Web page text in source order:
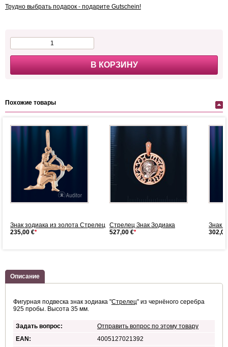
Трудно выбрать подарок - подарите Gutschein!
В КОРЗИНУ
Похожие товары
Знак зодиака из золота Стрелец
235,00 €*
Стрелец Знак Зодиака
527,00 €*
Знак
Описание
Фигурная подвеска знак зодиака "Стрелец" из чернёного серебра
925 пробы. Высота 35 мм.
Задать вопрос:
Отправить вопрос по этому товару
EAN:
4005127021392